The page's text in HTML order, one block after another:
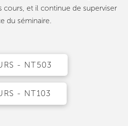
cours, et il continue de superviser
du séminaire.
- NT503
- NT103